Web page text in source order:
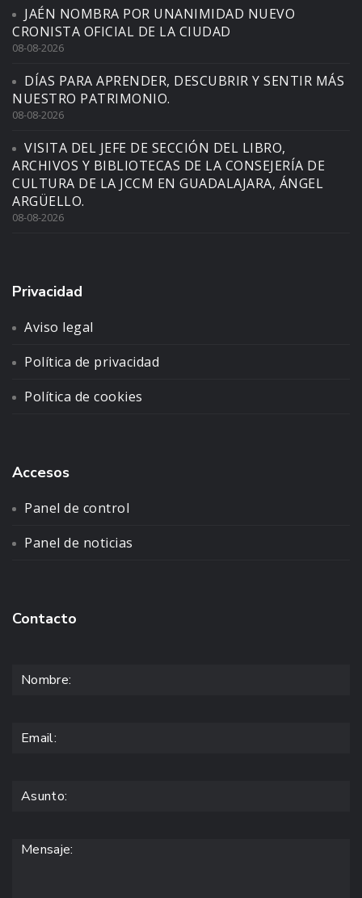
JAÉN NOMBRA POR UNANIMIDAD NUEVO
CRONISTA OFICIAL DE LA CIUDAD
08-08-2026
DÍAS PARA APRENDER, DESCUBRIR Y SENTIR MÁS
NUESTRO PATRIMONIO.
08-08-2026
VISITA DEL JEFE DE SECCIÓN DEL LIBRO,
ARCHIVOS Y BIBLIOTECAS DE LA CONSEJERÍA DE
CULTURA DE LA JCCM EN GUADALAJARA, ÁNGEL
ARGÜELLO.
08-08-2026
Privacidad
Aviso legal
Política de privacidad
Política de cookies
Accesos
Panel de control
Panel de noticias
Contacto